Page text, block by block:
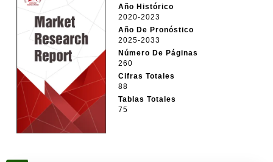
Año Histórico
2020-2023
Año De Pronóstico
2025-2033
Número De Páginas
260
Cifras Totales
88
Tablas Totales
75